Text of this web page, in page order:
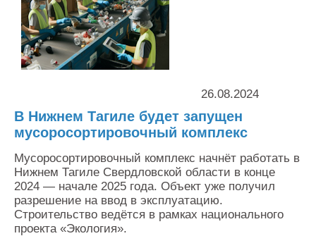
О нас
Контакты
Оставить заявку
26.08.2024
В Нижнем Тагиле будет запущен
мусоросортировочный комплекс
Мусоросортировочный комплекс начнёт работать в
Нижнем Тагиле Свердловской области в конце
2024 — начале 2025 года. Объект уже получил
разрешение на ввод в эксплуатацию.
Строительство ведётся в рамках национального
проекта «Экология».